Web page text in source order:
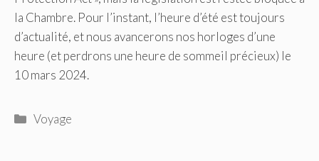
la Chambre. Pour l’instant, l’heure d’été est toujours
d’actualité, et nous avancerons nos horloges d’une
heure (et perdrons une heure de sommeil précieux) le
10 mars 2024.
Catégories
Voyage